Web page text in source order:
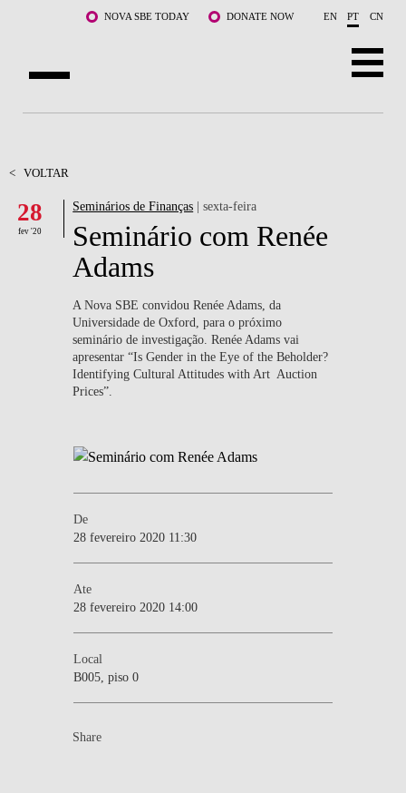
Saltar para o conteúdo principalNOVA SBE TODAY DONATE NOW EN PT CN
DOCENTES E INVESTIGAÇÃO
COMUNIDADE
WHAT'S HAPPENING
< VOLTAR
28
fev '20
Seminários de Finanças | sexta-feira
Seminário com Renée
Adams
A Nova SBE convidou Renée Adams, da
Universidade de Oxford, para o próximo
seminário de investigação. Renée Adams vai
apresentar “Is Gender in the Eye of the Beholder?
Identifying Cultural Attitudes with Art Auction
Prices”.
De
28 fevereiro 2020 11:30
Ate
28 fevereiro 2020 14:00
Local
B005, piso 0
Share